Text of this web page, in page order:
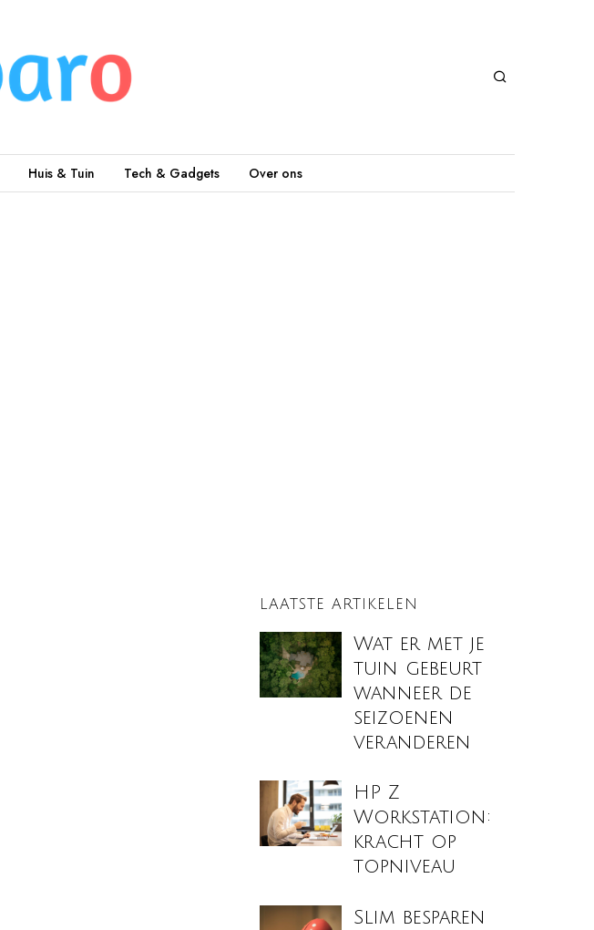
Huis & Tuin Tech & Gadgets Over ons
LAATSTE ARTIKELEN
Wat er met je
tuin gebeurt
wanneer de
seizoenen
veranderen
HP Z
Workstation:
kracht op
topniveau
Slim besparen